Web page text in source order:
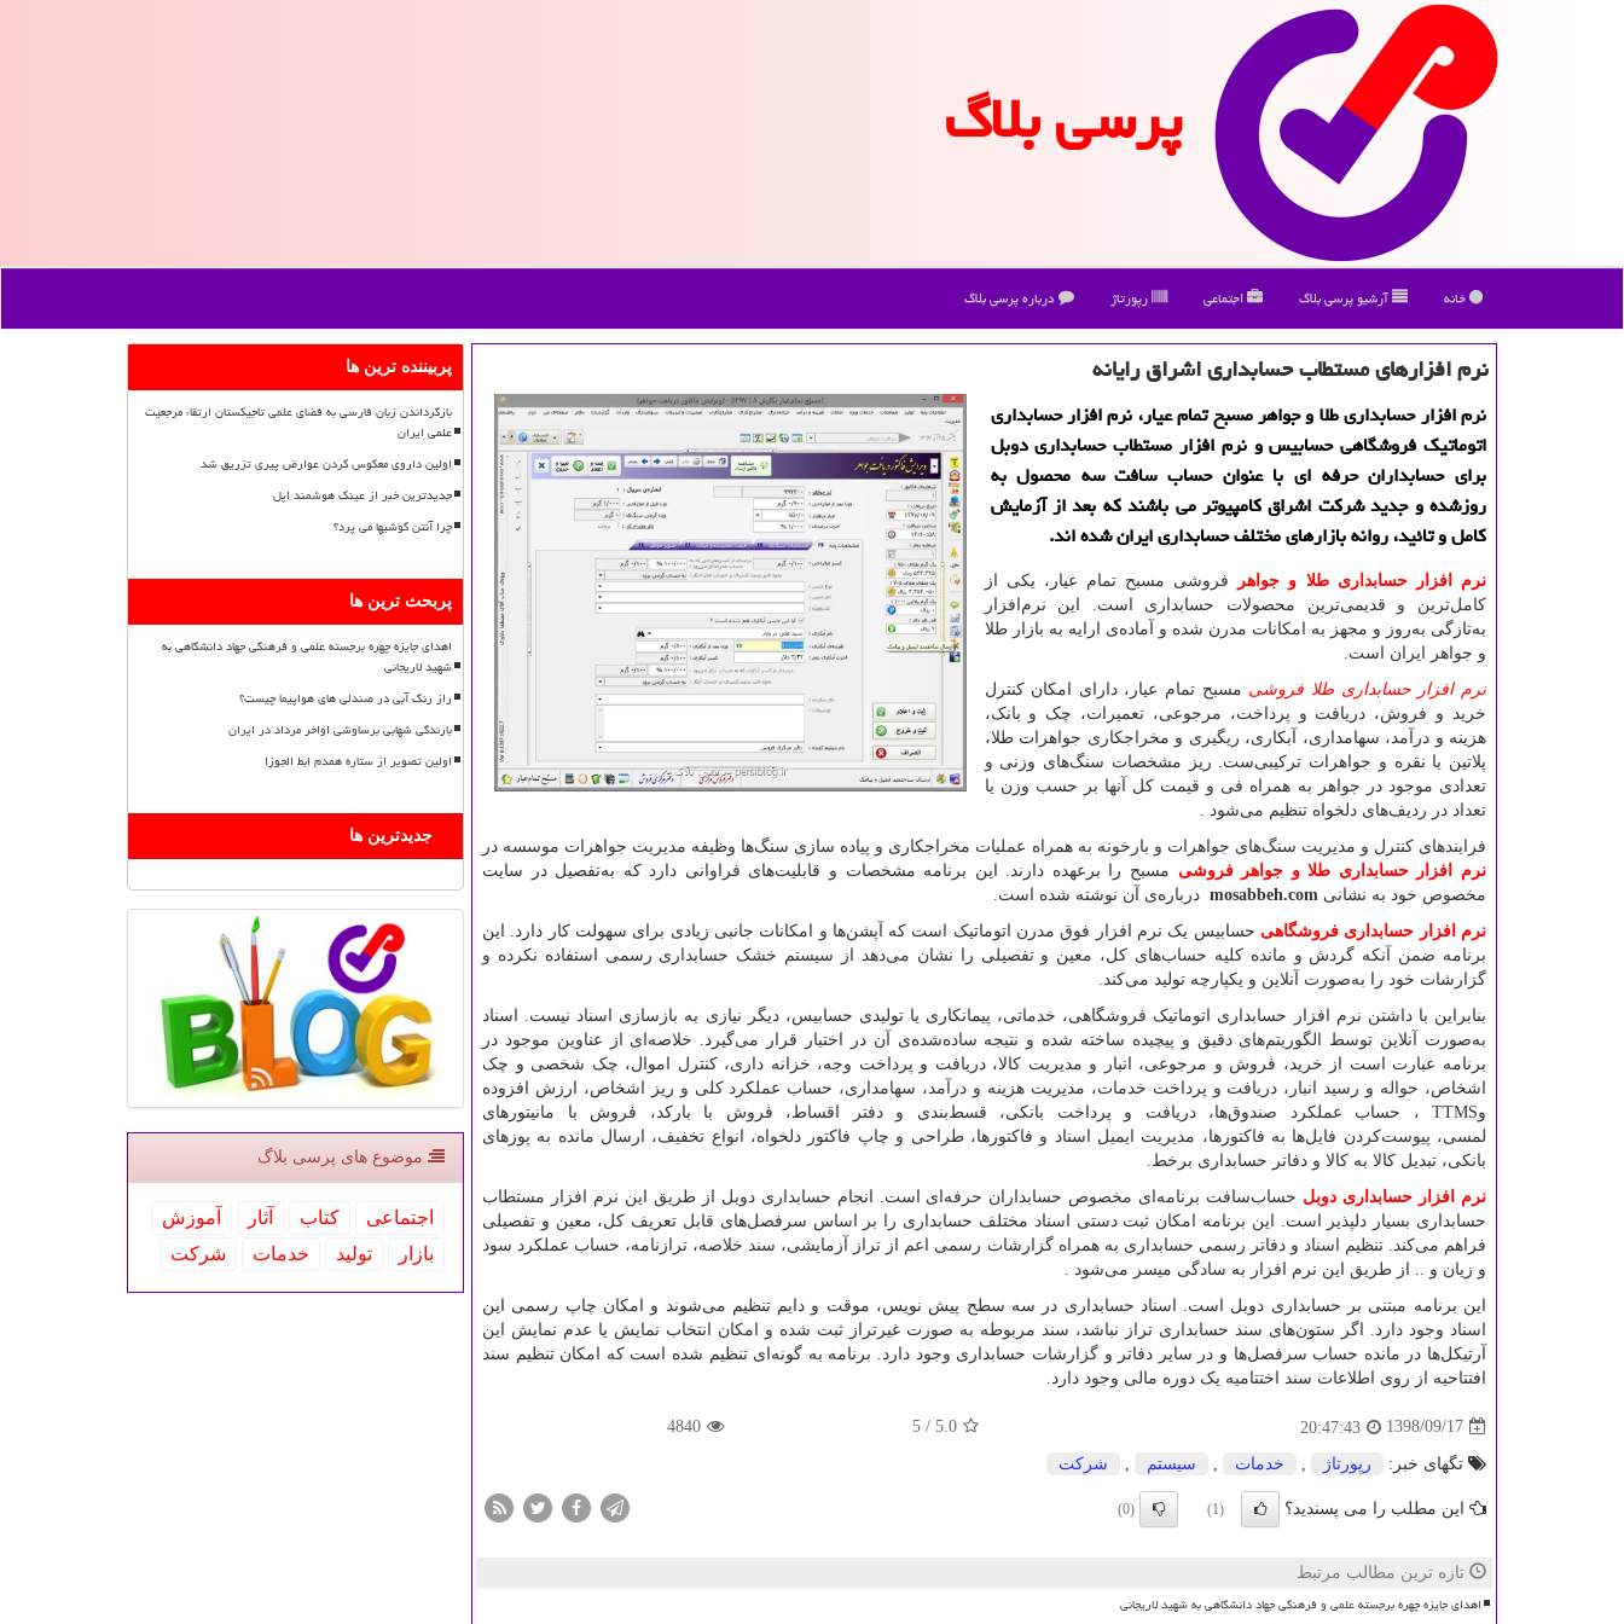
پرسی بلاگ
خانه آرشیو پرسی بلاگ اجتماعی رپورتاژ درباره پرسی بلاگ
نرم افزارهای مستطاب حسابداری اشراق رایانه
نرم افزار حسابداری طلا و جواهر مسبح تمام عیار، نرم افزار حسابداری
اتوماتیك فروشگاهی حسابیس و نرم افزار مستطاب حسابداری دوبل
برای حسابداران حرفه ای با عنوان حساب سافت سه محصول به
روزشده و جدید شركت اشراق كامپیوتر می باشند كه بعد از آزمایش
كامل و تائید، روانه بازارهای مختلف حسابداری ایران شده اند.
نرم افزار حسابداری طلا و جواهر
فروشی مسبح تمام عیار، یکی از
کامل‌ترین و قدیمی‌ترین محصولات حسابداری است. این نرم‌افزار
به‌تازگی به‌روز و مجهز به امکانات مدرن شده و آماده‌ی ارایه به بازار طلا
و جواهر ایران است.
نرم افزار حسابداری طلا فروشی مسبح تمام عیار، دارای امکان کنترل
خرید و فروش، دریافت و پرداخت، مرجوعی، تعمیرات، چک و بانک،
هزینه و درآمد، سهامداری، آبکاری، ریگیری و مخراجکاری جواهرات طلا،
پلاتین یا نقره و جواهرات ترکیبی‌ست. ریز مشخصات سنگ‌های وزنی و
تعدادی موجود در جواهر به همراه فی و قیمت کل آنها بر حسب وزن یا
تعداد در ردیف‌های دلخواه تنظیم می‌شود .
فرایندهای کنترل و مدیریت سنگ‌های جواهرات و بارخونه به همراه عملیات مخراجکاری و پیاده سازی سنگ‌ها وظیفه مدیریت جواهرات موسسه در
نرم افزار حسابداری طلا و جواهر فروشی مسبح را برعهده دارند. این برنامه مشخصات و قابلیت‌های فراوانی دارد که به‌تفصیل در سایت
مخصوص خود به نشانی mosabbeh.com درباره‌ی آن نوشته شده است.
نرم افزار حسابداری فروشگاهی حسابیس یک نرم افزار فوق مدرن اتوماتیک است که آپشن‌ها و امکانات جانبی زیادی برای سهولت کار دارد. این
برنامه ضمن آنکه گردش و مانده کلیه‌ حساب‌های کل، معین و تفصیلی را نشان می‌دهد از سیستم خشک حسابداری رسمی استفاده نکرده و
گزارشات خود را به‌صورت آنلاین و یکپارچه تولید می‌کند.
بنابراین با داشتن نرم افزار حسابداری اتوماتیک فروشگاهی، خدماتی، پیمانکاری یا تولیدی حسابیس، دیگر نیازی به بازسازی اسناد نیست. اسناد
به‌صورت آنلاین توسط الگوریتم‌های دقیق و پیچیده ساخته شده و نتیجه ساده‌شده‌ی آن در اختیار قرار می‌گیرد. خلاصه‌ای از عناوین موجود در
برنامه عبارت است از خرید، فروش و مرجوعی، انبار و مدیریت کالا، دریافت و پرداخت وجه، خزانه داری، کنترل اموال، چک شخصی و چک
اشخاص، حواله و رسید انبار، دریافت و پرداخت خدمات، مدیریت هزینه و درآمد، سهامداری، حساب عملکرد کلی و ریز اشخاص، ارزش افزوده
وTTMS ، حساب عملکرد صندوق‌ها، دریافت و پرداخت بانکی، قسط‌بندی و دفتر اقساط، فروش با بارکد، فروش با مانیتورهای
لمسی، پیوست‌کردن فایل‌ها به فاکتورها، مدیریت ایمیل اسناد و فاکتورها، طراحی و چاپ فاکتور دلخواه، انواع تخفیف، ارسال مانده به پوزهای
بانکی، تبدیل کالا به کالا و دفاتر حسابداری برخط.
نرم افزار حسابداری دوبل حساب‌سافت برنامه‌ای مخصوص حسابداران حرفه‌ای است. انجام حسابداری دوبل از طریق این نرم افزار مستطاب
حسابداری بسیار دلپذیر است. این برنامه امکان ثبت دستی اسناد مختلف حسابداری را بر اساس سرفصل‌های قابل تعریف کل، معین و تفصیلی
فراهم می‌کند. تنظیم اسناد و دفاتر رسمی حسابداری به همراه گزارشات رسمی اعم از تراز آزمایشی، سند خلاصه، ترازنامه، حساب عملکرد سود
و زیان و .. از طریق این نرم افزار به سادگی میسر می‌شود .
این برنامه مبتنی بر حسابداری دوبل است. اسناد حسابداری در سه سطح پیش نویس، موقت و دایم تنظیم می‌شوند و امکان چاپ رسمی این
اسناد وجود دارد. اگر ستون‌های سند حسابداری تراز نباشد، سند مربوطه به صورت غیرتراز ثبت شده و امکان انتخاب نمایش یا عدم نمایش این
آرتیکل‌ها در مانده حساب سرفصل‌ها و در سایر دفاتر و گزارشات حسابداری وجود دارد. برنامه به گونه‌ای تنظیم شده است که امکان تنظیم سند
افتتاحیه از روی اطلاعات سند اختتامیه یک دوره مالی وجود دارد.
1398/09/17
20:47:43
5.0
/ 5
4840
تگهای خبر: رپورتاژ خدمات سیستم شركت
این مطلب را می پسندید؟ (1)
(0)
تازه ترین مطالب مرتبط
اهدای جایزه چهره برجسته علمی و فرهنگی جهاد دانشگاهی به شهید لاریجانی
پربیننده ترین ها
بازگرداندن زبان فارسی به فضای علمی تاجیکستان ارتقاء مرجعیت
علمی ایران
اولین داروی معکوس کردن عوارض پیری تزریق شد
جدیدترین خبر از عینک هوشمند اپل
چرا آنتن گوشیها می پرد؟
پربحث ترین ها
اهدای جایزه چهره برجسته علمی و فرهنگی جهاد دانشگاهی به
شهید لاریجانی
راز رنگ آبی در صندلی های هواپیما چیست؟
بارندگی شهابی برساوشی اواخر مرداد در ایران
اولین تصویر از ستاره همدم ابط الجوزا
جدیدترین ها
موضوع های پرسی بلاگ
اجتماعی كتاب آثار
آموزش
بازار
تولید خدمات شركت